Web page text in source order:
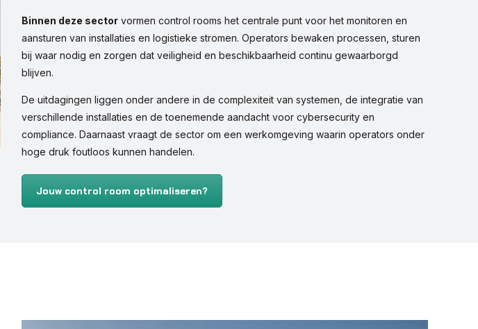
Binnen deze sector vormen control rooms het centrale punt voor het monitoren en
aansturen van installaties en logistieke stromen. Operators bewaken processen, sturen
bij waar nodig en zorgen dat veiligheid en beschikbaarheid continu gewaarborgd
blijven.
De uitdagingen liggen onder andere in de complexiteit van systemen, de integratie van
verschillende installaties en de toenemende aandacht voor cybersecurity en
compliance. Daarnaast vraagt de sector om een werkomgeving waarin operators onder
hoge druk foutloos kunnen handelen.
Jouw control room optimaliseren?